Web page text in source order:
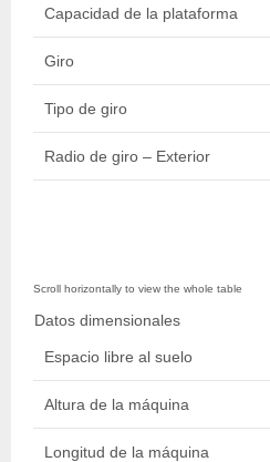
Capacidad de la plataforma
Giro
Tipo de giro
Radio de giro – Exterior
Datos dimensionales
Espacio libre al suelo
Altura de la máquina
Longitud de la máquina